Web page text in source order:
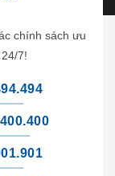
chính sách ưu
7!